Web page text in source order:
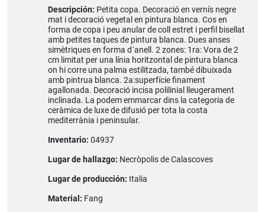
Descripción: Petita copa. Decoració en vernís negre
mat i decoració vegetal en pintura blanca. Cos en
forma de copa i peu anular de coll estret i perfil bisellat
amb petites taques de pintura blanca. Dues anses
simètriques en forma d´anell. 2 zones: 1ra: Vora de 2
cm limitat per una línia horitzontal de pintura blanca
on hi corre una palma estilitzada, també dibuixada
amb pintrua blanca. 2a:superfície finament
agallonada. Decoració incisa polilinial lleugerament
inclinada. La podem emmarcar dins la categoria de
ceràmica de luxe de difusió per tota la costa
mediterrània i peninsular.
Inventario: 04937
Lugar de hallazgo: Necròpolis de Calascoves
Lugar de producción: Italia
Material: Fang